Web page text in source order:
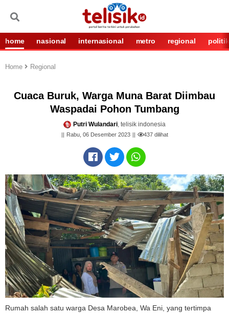
home nasional internasional metro regional politik
Home Regional
Cuaca Buruk, Warga Muna Barat Diimbau
Waspadai Pohon Tumbang
Putri Wulandari, telisik indonesia
Rabu, 06 Desember 2023 437dilihat
Rumah salah satu warga Desa Marobea, Wa Eni, yang tertimpa